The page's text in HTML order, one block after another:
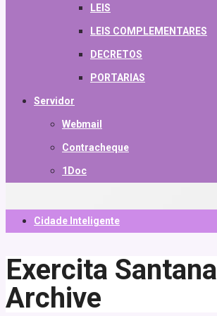
LEIS
LEIS COMPLEMENTARES
DECRETOS
PORTARIAS
Servidor
Webmail
Contracheque
1Doc
Cidade Inteligente
Exercita Santana
Archive